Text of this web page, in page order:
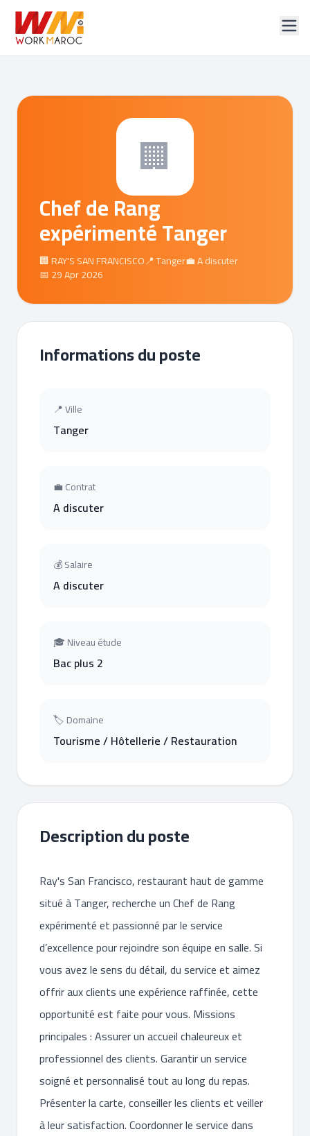
🏢
Chef de Rang
expérimenté Tanger
🏢 RAY'S SAN FRANCISCO📍 Tanger💼 A discuter
📅 29 Apr 2026
Informations du poste
📍 Ville
Tanger
💼 Contrat
A discuter
💰 Salaire
A discuter
🎓 Niveau étude
Bac plus 2
🏷 Domaine
Tourisme / Hôtellerie / Restauration
Description du poste
Ray's San Francisco, restaurant haut de gamme
situé à Tanger, recherche un Chef de Rang
expérimenté et passionné par le service
d’excellence pour rejoindre son équipe en salle. Si
vous avez le sens du détail, du service et aimez
offrir aux clients une expérience raffinée, cette
opportunité est faite pour vous. Missions
principales : Assurer un accueil chaleureux et
professionnel des clients. Garantir un service
soigné et personnalisé tout au long du repas.
Présenter la carte, conseiller les clients et veiller
à leur satisfaction. Coordonner le service dans